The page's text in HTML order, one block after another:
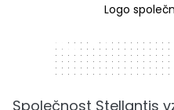
Logo
320 x 50
Společnost Stellantis